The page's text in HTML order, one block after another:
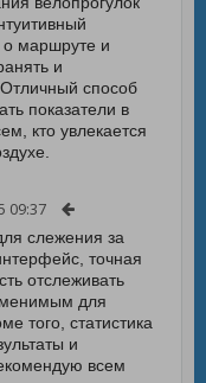
маршруте и
и
способ
показатели в
кто увлекается
09:37
слежения за
точная
отслеживать
для
того, статистика
и
всем